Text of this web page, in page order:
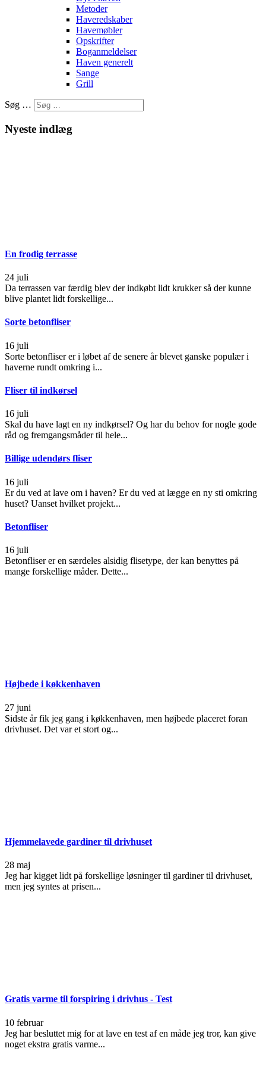
Metoder
Haveredskaber
Havemøbler
Opskrifter
Boganmeldelser
Haven generelt
Sange
Grill
Søg …
Nyeste indlæg
En frodig terrasse
24 juli
Da terrassen var færdig blev der indkøbt lidt krukker så der kunne
blive plantet lidt forskellige...
Sorte betonfliser
16 juli
Sorte betonfliser er i løbet af de senere år blevet ganske populær i
haverne rundt omkring i...
Fliser til indkørsel
16 juli
Skal du have lagt en ny indkørsel? Og har du behov for nogle gode
råd og fremgangsmåder til hele...
Billige udendørs fliser
16 juli
Er du ved at lave om i haven? Er du ved at lægge en ny sti omkring
huset? Uanset hvilket projekt...
Betonfliser
16 juli
Betonfliser er en særdeles alsidig flisetype, der kan benyttes på
mange forskellige måder. Dette...
Højbede i køkkenhaven
27 juni
Sidste år fik jeg gang i køkkenhaven, men højbede placeret foran
drivhuset. Det var et stort og...
Hjemmelavede gardiner til drivhuset
28 maj
Jeg har kigget lidt på forskellige løsninger til gardiner til drivhuset,
men jeg syntes at prisen...
Gratis varme til forspiring i drivhus - Test
10 februar
Jeg har besluttet mig for at lave en test af en måde jeg tror, kan give
noget ekstra gratis varme...